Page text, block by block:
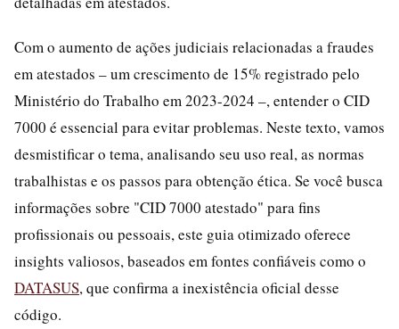
Com o aumento de ações judiciais relacionadas a fraudes
em atestados – um crescimento de 15% registrado pelo
Ministério do Trabalho em 2023-2024 –, entender o CID
7000 é essencial para evitar problemas. Neste texto, vamos
desmistificar o tema, analisando seu uso real, as normas
trabalhistas e os passos para obtenção ética. Se você busca
informações sobre "CID 7000 atestado" para fins
profissionais ou pessoais, este guia otimizado oferece
insights valiosos, baseados em fontes confiáveis como o
DATASUS, que confirma a inexistência oficial desse
código.